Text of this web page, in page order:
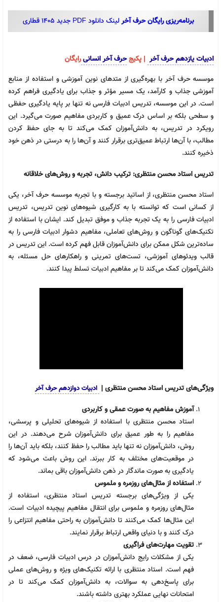
برنامه‌ریزی رایگان حرف آخرلینک دانلود PDF جدید 1405 قطاری
ادبیات یازدهم حرف آخر | پکیجحرف آخر انسانیرایگان
موسسه حرف آخر با بهره‌گیری از متدهای نوین آموزشی و استفاده از منابع
آموزشی جذاب و کارآمد، یک مسیر مؤثر و جذاب برای یادگیری فراهم کرده
است. در این موسسه، تدریس ادبیات فارسی نه تنها بر پایه یادگیری حفظی
و سطحی بلکه بر اساس درک عمیق و کاربردی مفاهیم صورت می‌گیرد. این
رویکرد در تدریس، به دانش‌آموزان کمک می‌کند تا به جای حفظ کردن
مطالب، با آن‌ها ارتباط عمیق‌تری برقرار کنند و آن‌ها را به درستی در ذهن خود
ذخیره کنند.
تدریس استاد محسن منتظری: ترکیب دانش، تجربه و روش‌های خلاقانه
استاد محسن منتظری، از اساتید برجسته و با تجربه موسسه حرف آخر، یکی
از کسانی است که توانسته با به کارگیری شیوه‌های نوین تدریس، تدریس
ادبیات فارسی را به یک تجربه جذاب و موفق تبدیل کند. ایشان با استفاده از
تکنیک‌های گوناگون و روش‌های تعاملی، مفاهیم دشوار ادبیات فارسی را به
ساده‌ترین شکل ممکن برای دانش‌آموزان قابل فهم کرده است. این تدریس در
قالب ویدئوهای آموزشی، تست‌های تمرینی و راهکارهای حل مسئله، به
دانش‌آموزان کمک می‌کند تا بر مفاهیم ادبیات تسلط پیدا کنند.
ویژگی‌های تدریس استاد محسن منتظری | ادبیات دوازدهم حرف آخر
آموزش مفاهیم به صورت عمقی و کاربردی
استاد محسن منتظری با استفاده از شیوه‌های تحلیلی و پرسشی،
مفاهیم را به طور عمیق برای دانش‌آموزان شرح می‌دهند. در این
روش، دانش‌آموزان نه تنها باید مطالب را حفظ کنند، بلکه باید آن‌ها را
در موقعیت‌های مختلف به کار ببرند. این روش باعث می‌شود که
یادگیری به صورت ماندگار در ذهن دانش‌آموزان باقی بماند.
استفاده از مثال‌های روزمره و ملموس
یکی از ویژگی‌های برجسته تدریس استاد منتظری، استفاده از
مثال‌های روزمره و ملموس برای انتقال مفاهیم پیچیده ادبیات است.
این مثال‌ها کمک می‌کنند تا دانش‌آموزان به راحتی مفاهیم انتزاعی را
درک کنند و با دنیای واقعی ارتباط برقرار نمایند.
تقویت مهارت‌های فراگیری
یکی از مشکلات رایج دانش‌آموزان در درس ادبیات فارسی، ضعف در
فهم است. استاد منتظری با ارائه تکنیک‌های ویژه و روش‌های عملی
برای پاسخ‌دهی به سوالات، به دانش‌آموزان کمک می‌کند تا در
امتحانات نهایی عملکرد بهتری داشته باشند.